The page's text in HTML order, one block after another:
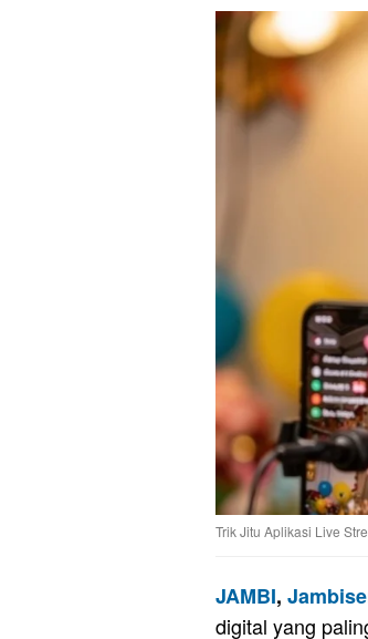
Trik Jitu Aplikasi Live
JAMBI,
digital yang